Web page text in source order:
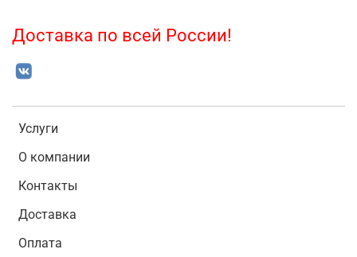
Услуги
О компании
Контакты
Доставка
Оплата
Доставка по всей России!